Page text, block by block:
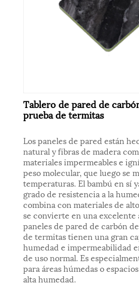
Tablero de pared de
prueba de termitas
Los paneles de pared están
natural y fibras de madera
materiales impermeables e
peso molecular, que luego se
temperaturas. El bambú en sí
grado de resistencia a la
combina con materiales de
se convierte en una excelente
paneles de pared de carbón
de termitas tienen una gran
humedad e impermeabilidad
de uso normal. Es
para áreas húmedas o
alta humedad.